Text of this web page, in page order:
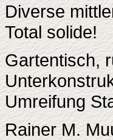
Diverse
Total solide!
Gartentisch,
Umreifung
Rainer M.